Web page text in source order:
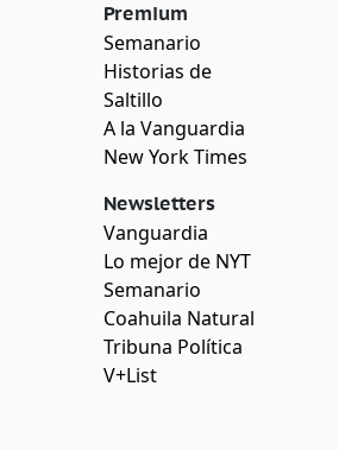
Premium
Semanario
Historias de
Saltillo
A la Vanguardia
New York Times
Newsletters
Vanguardia
Lo mejor de NYT
Semanario
Coahuila Natural
Tribuna Política
V+List